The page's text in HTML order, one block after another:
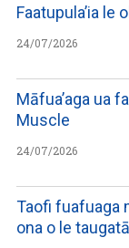
Faatupula’ia le
24/07/2026
Māfua’aga ua
Muscle
24/07/2026
Taofi fuafuaga
ona o le